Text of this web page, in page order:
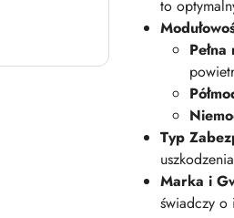
to
Pełna
Typ
Marka i
świadczy o